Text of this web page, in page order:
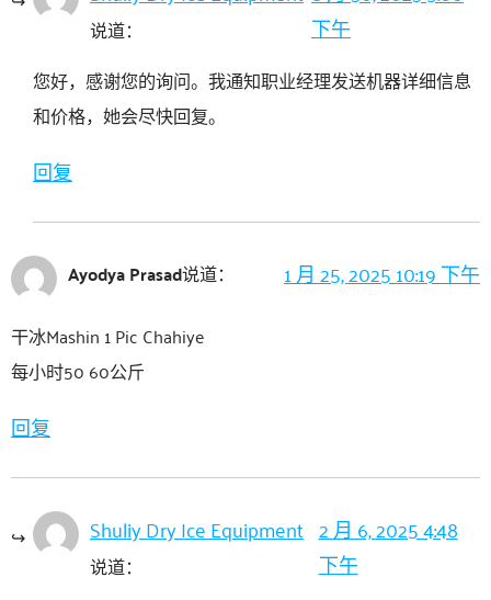
说道：
下午
您好，感谢您的询问。我通知职业经理发送机器详细信息
和价格，她会尽快回复。
回复
Ayodya Prasad说道： 1 月 25, 2025 10:19 下午
干冰Mashin 1 Pic Chahiye
每小时50 60公斤
回复
Shuliy Dry Ice Equipment
说道：
2 月 6, 2025 4:48
下午